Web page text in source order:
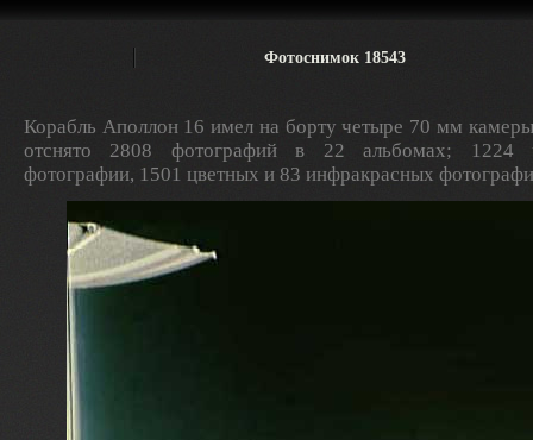
Фотоснимок 18543
Корабль Аполлон 16 имел на борту четыре 70 мм
отснято 2808 фотографий в 22 альбомах; 1224
фотографии, 1501 цветных и 83 инфракрасных